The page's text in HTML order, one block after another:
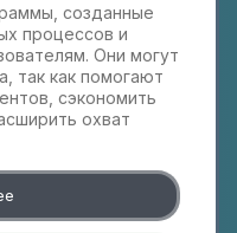
созданные
процессов и
Они могут
так как помогают
сэкономить
охват